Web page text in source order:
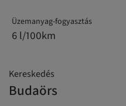
Üzemanyag-fogyasztás
6 l/100km
Kereskedés
Budaörs